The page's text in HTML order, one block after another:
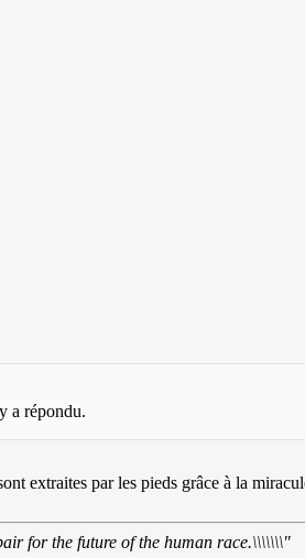
a répondu.
extraites par les pieds grâce à la
for the future of the human race.\\\\\\\"